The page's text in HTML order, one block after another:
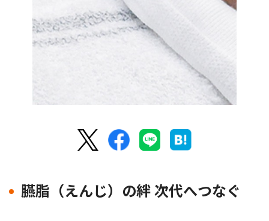
臙脂（えんじ）の絆 次代へつなぐ